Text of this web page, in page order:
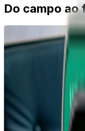
Do campo